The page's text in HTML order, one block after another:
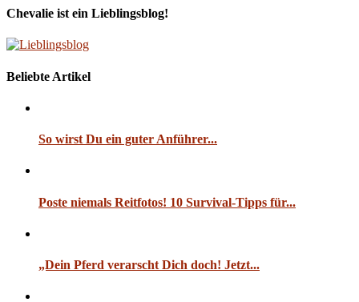
Chevalie ist ein Lieblingsblog!
Beliebte Artikel
So wirst Du ein guter Anführer...
Poste niemals Reitfotos! 10 Survival-Tipps für...
„Dein Pferd verarscht Dich doch! Jetzt...